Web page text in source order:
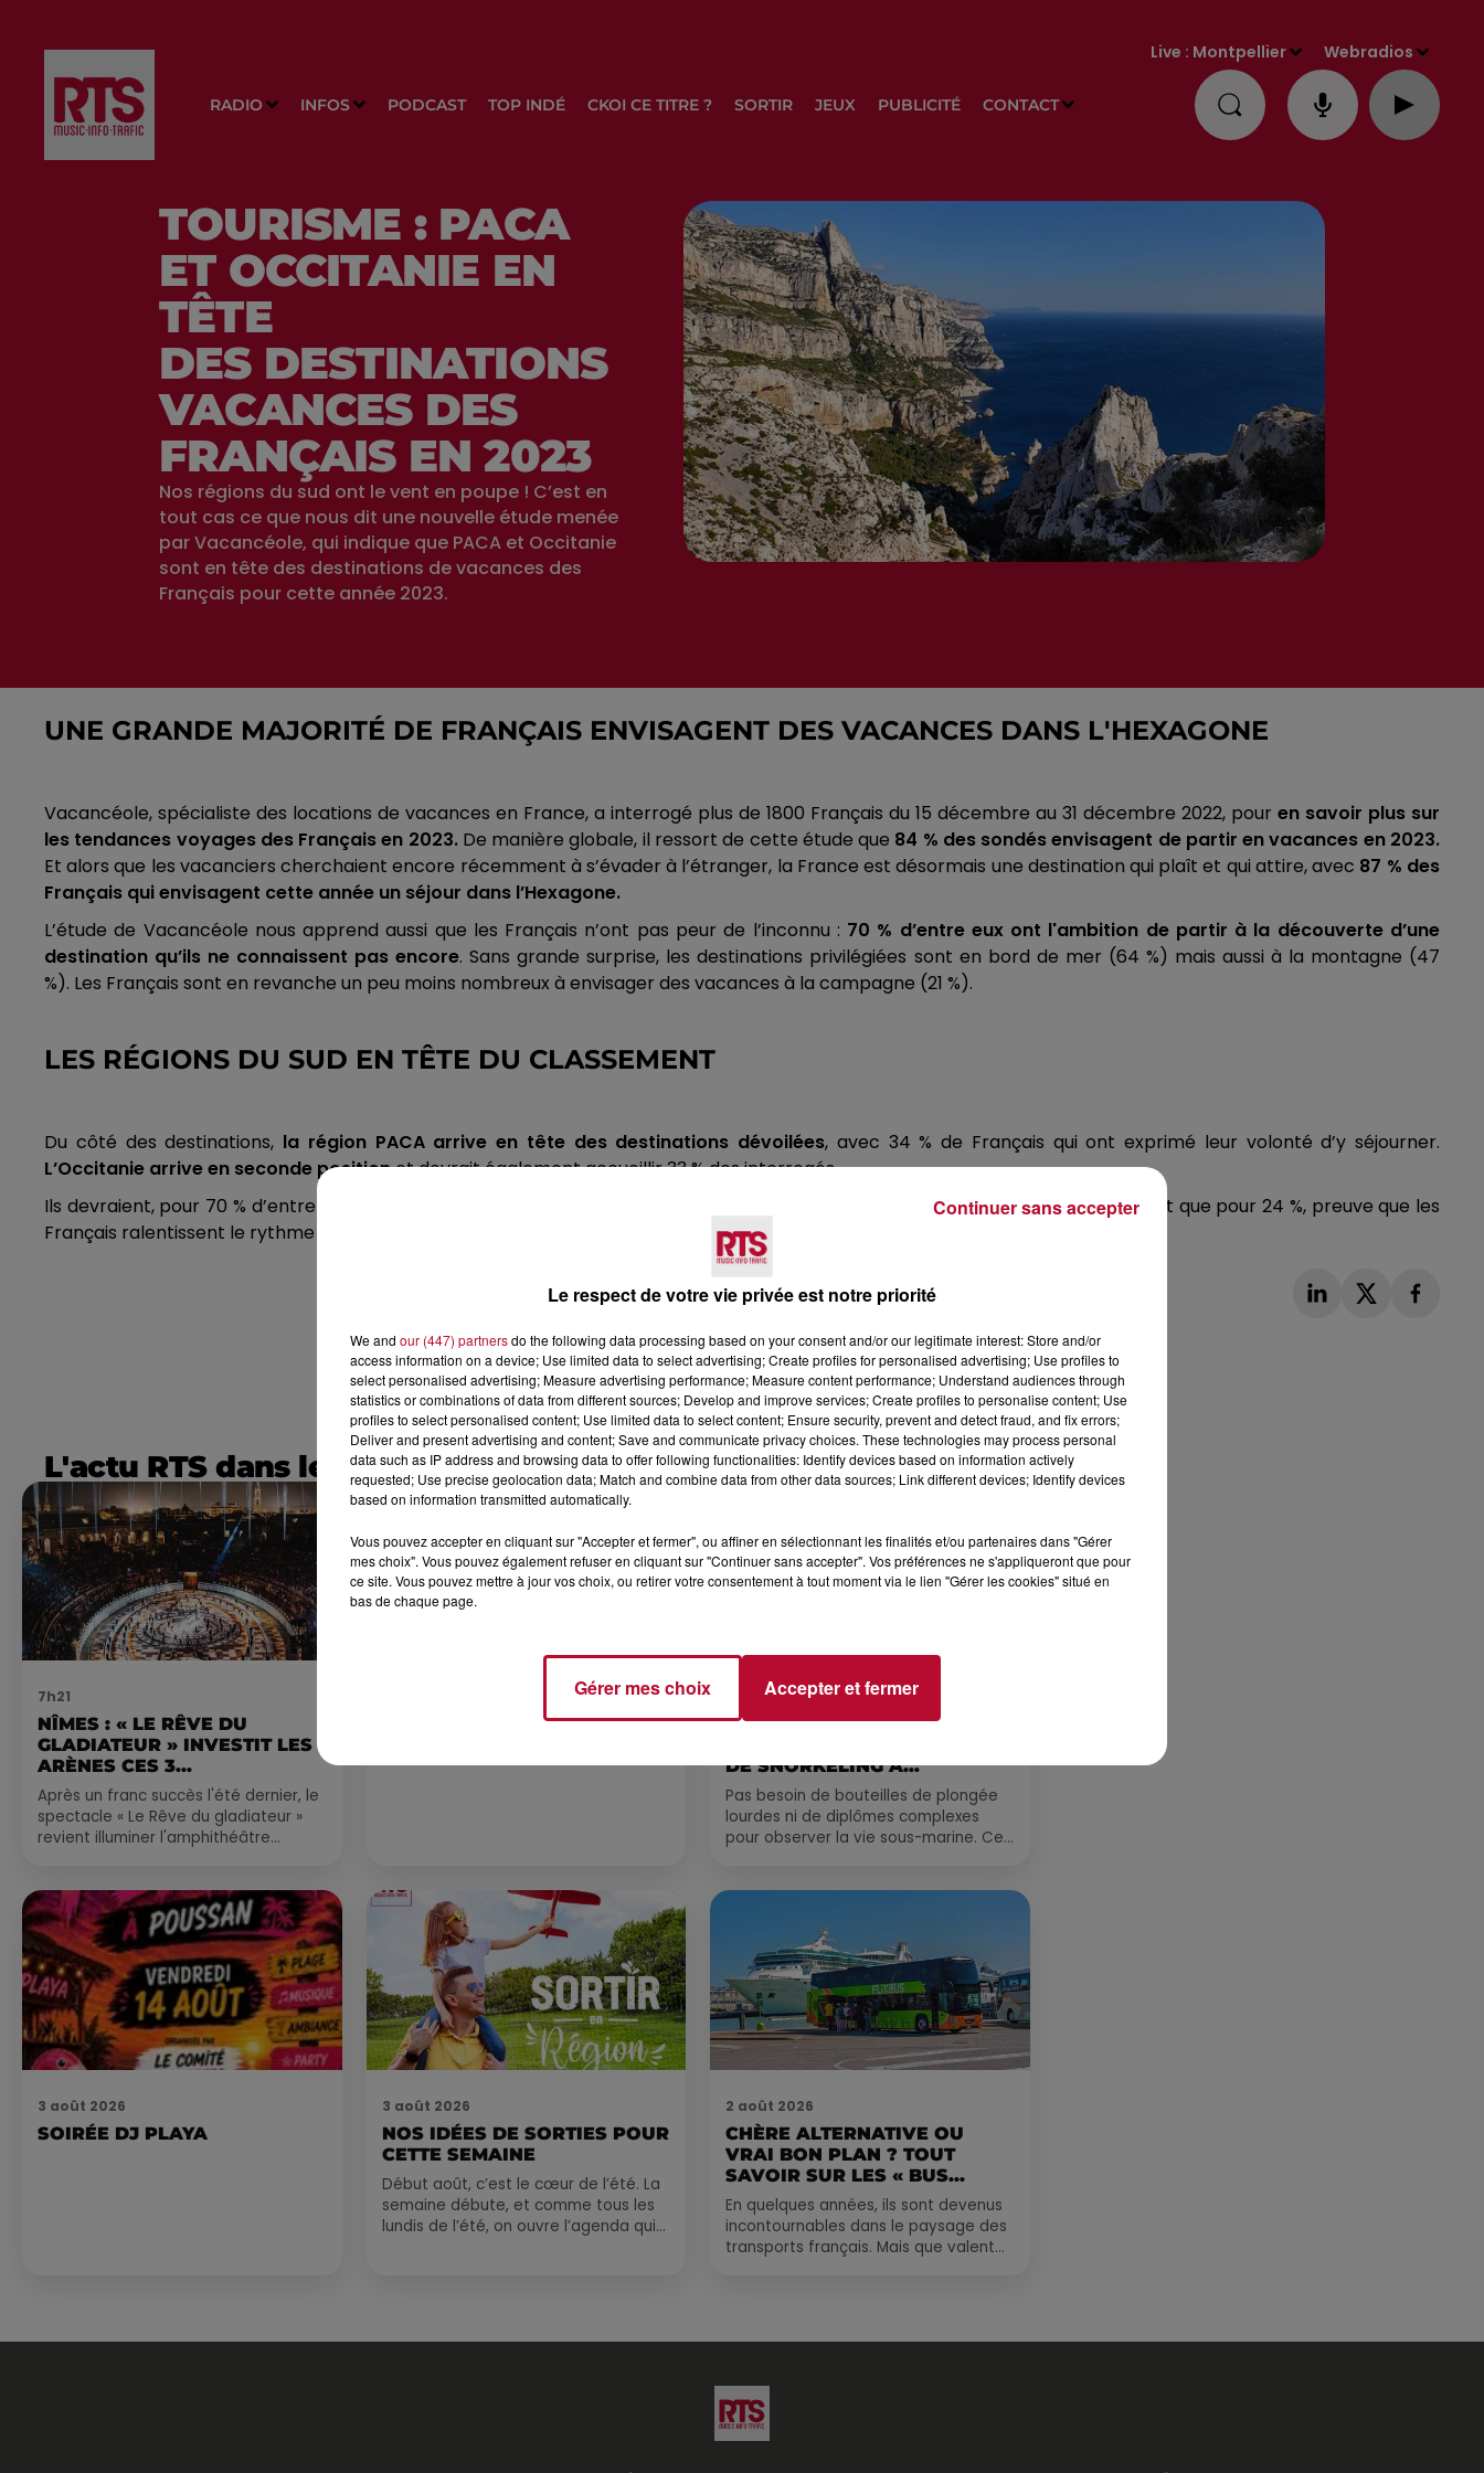
RADIO INFOS PODCAST TOP INDÉ CKOI CE TITRE ? SORTIR JEUX PUBLICITÉ CONTACT
Live : Montpellier Webradios
TOURISME : PACA
ET OCCITANIE EN
TÊTE
DES DESTINATIONS
VACANCES DES
FRANÇAIS EN 2023
Nos régions du sud ont le vent en poupe ! C’est en
tout cas ce que nous dit une nouvelle étude menée
par Vacancéole, qui indique que PACA et Occitanie
sont en tête des destinations de vacances des
Français pour cette année 2023.
UNE GRANDE MAJORITÉ DE FRANÇAIS ENVISAGENT DES VACANCES DANS L'HEXAGONE
Vacancéole, spécialiste des locations de vacances en France, a interrogé plus de 1800 Français du 15 décembre au 31 décembre 2022, pour en savoir plus sur
les tendances voyages des Français en 2023.De manière globale, il ressort de cette étude que 84 % des sondés envisagent de partir en vacances en 2023.
Et alors que les vacanciers cherchaient encore récemment à s’évader à l’étranger, la France est désormais une destination qui plaît et qui attire, avec 87 % des
Français qui envisagent cette année un séjour dans l’Hexagone.
L’étude de Vacancéole nous apprend aussi que les Français n’ont pas peur de l’inconnu : 70 % d’entre eux ont l'ambition de partir à la découverte d’une
destination qu’ils ne connaissent pas encore. Sans grande surprise, les destinations privilégiées sont en bord de mer (64 %) mais aussi à la montagne (47
%). Les Français sont en revanche un peu moins nombreux à envisager des vacances à la campagne (21 %).
LES RÉGIONS DU SUD EN TÊTE DU CLASSEMENT
Du côté des destinations, la région PACA arrive en tête des destinations dévoilées, avec 34 % de Français qui ont exprimé leur volonté d’y séjourner.
L’Occitanie arrive en seconde positionet devrait également accueillir 33 % des interrogés.
Ils devraient, pour 70 % d’entre eux,
Faire le plein d’activités n’est important que pour 24 %, preuve que les
Français ralentissent le rythme durant leurs vacances.
L'actu RTS dans le Sud Voir plus
7h21
NÎMES : « LE RÊVE DU
GLADIATEUR » INVESTIT LES
ARÈNES CES 3...
Après un franc succès l'été dernier, le
spectacle « Le Rêve du gladiateur »
revient illuminer l'amphithéâtre
FÊTE DE LA POLYNÉSIE À
4 août 2026
HÉRAULT, PYRÉNÉES-
DE SNORKELING À
EXPLORER...
Pas besoin de bouteilles de plongée
lourdes ni de diplômes complexes
pour observer la vie sous-marine. Cet
3 août 2026
SOIRÉE DJ PLAYA
3 août 2026
NOS IDÉES DE SORTIES POUR
CETTE SEMAINE
Début août, c’est le cœur de l’été. La
semaine débute, et comme tous les
lundis de l’été, on ouvre l’agenda qui
2 août 2026
CHÈRE ALTERNATIVE OU
VRAI BON PLAN ? TOUT
SAVOIR SUR LES « BUS...
En quelques années, ils sont devenus
incontournables dans le paysage des
transports français. Mais que valent
Le respect de votre vie privée est notre priorité
We and our (447) partnersdo the following data processing based on your consent and/or our legitimate interest: Store and/or
access information on a device; Use limited data to select advertising; Create profiles for personalised advertising; Use profiles to
select personalised advertising; Measure advertising performance; Measure content performance; Understand audiences through
statistics or combinations of data from different sources; Develop and improve services; Create profiles to personalise content; Use
profiles to select personalised content; Use limited data to select content; Ensure security, prevent and detect fraud, and fix errors;
Deliver and present advertising and content; Save and communicate privacy choices. These technologies may process personal
data such as IP address and browsing data to offer following functionalities: Identify devices based on information actively
requested; Use precise geolocation data; Match and combine data from other data sources; Link different devices; Identify devices
based on information transmitted automatically.
Vous pouvez accepter en cliquant sur "Accepter et fermer", ou affiner en sélectionnant les finalités et/ou partenaires dans "Gérer
mes choix". Vous pouvez également refuser en cliquant sur "Continuer sans accepter". Vos préférences ne s'appliqueront que pour
ce site. Vous pouvez mettre à jour vos choix, ou retirer votre consentement à tout moment via le lien "Gérer les cookies" situé en
bas de chaque page.
Gérer mes choix Accepter et fermer
Continuer sans accepter